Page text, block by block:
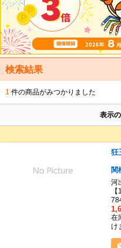
検索結果
1 件の商品がみつかりました
表示
狂
関
河
在
け